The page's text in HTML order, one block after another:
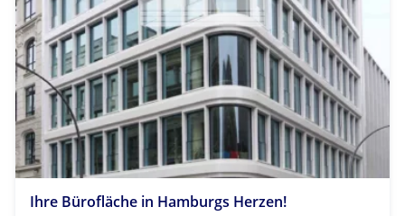
Ihre Bürofläche in Hamburgs Herzen!